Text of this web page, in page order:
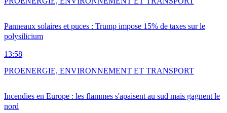
Panneaux solaires et puces : Trump impose 15% de taxes sur le
polysilicium
13:58
Incendies en Europe : les flammes s'apaisent au sud mais gagnent le
nord
PROENERGIE, ENVIRONNEMENT ET TRANSPORT